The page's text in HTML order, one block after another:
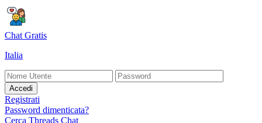
Chat Gratis
Italia
Accedi
Registrati
Password dimenticata?
Cerca Threads Chat